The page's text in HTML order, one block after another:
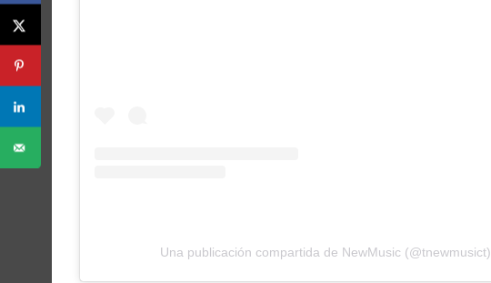
Una publicación compartida de NewMusic (@tnewmusict)